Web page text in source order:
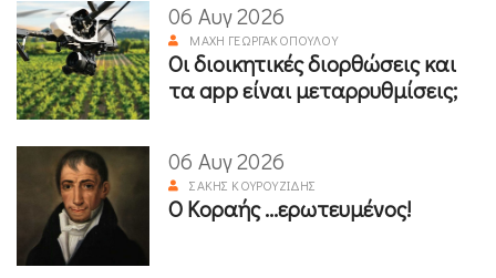
06 Αυγ 2026
ΜΆΧΗ ΓΕΩΡΓΑΚΟΠΟΎΛΟΥ
Οι διοικητικές διορθώσεις και
τα app είναι μεταρρυθμίσεις;
06 Αυγ 2026
ΣΆΚΗΣ ΚΟΥΡΟΥΖΊΔΗΣ
Ο Κοραής ...ερωτευμένος!